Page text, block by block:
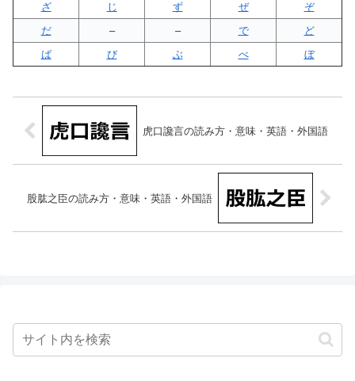
ざ
じ ず ぜ
ぞ
だ
– – で
ど
ば
び ぶ べ ぼ
虎口讒言の読み方・意味・英語・外国語
股肱之臣の読み方・意味・英語・外国語